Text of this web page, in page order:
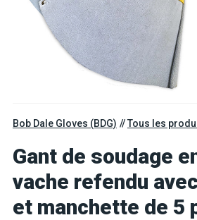
Bob Dale Gloves (BDG) Tous les
Gant de soudage
vache refendu
et manchette de 5